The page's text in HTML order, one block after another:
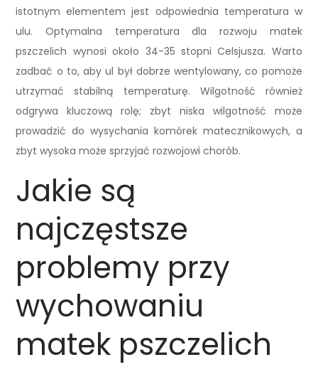
istotnym elementem jest odpowiednia temperatura w
ulu. Optymalna temperatura dla rozwoju matek
pszczelich wynosi około 34-35 stopni Celsjusza. Warto
zadbać o to, aby ul był dobrze wentylowany, co pomoże
utrzymać stabilną temperaturę. Wilgotność również
odgrywa kluczową rolę; zbyt niska wilgotność może
prowadzić do wysychania komórek matecznikowych, a
zbyt wysoka może sprzyjać rozwojowi chorób.
Jakie są
najczęstsze
problemy przy
wychowaniu
matek pszczelich